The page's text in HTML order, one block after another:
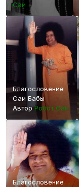
Саи
Благословение
Саи Бабы
АвторРобот Саи
Благословение